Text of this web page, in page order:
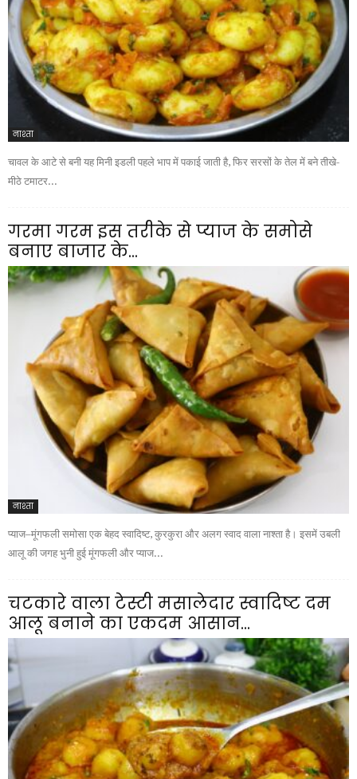
नाश्ता
चावल के आटे से बनी यह मिनी इडली पहले भाप में पकाई जाती है, फिर सरसों के तेल में बने तीखे-
मीठे टमाटर...
गरमा गरम इस तरीके से प्याज के समोसे
बनाए बाजार के...
नाश्ता
प्याज–मूंगफली समोसा एक बेहद स्वादिष्ट, कुरकुरा और अलग स्वाद वाला नाश्ता है। इसमें उबली
आलू की जगह भुनी हुई मूंगफली और प्याज...
चटकारे वाला टेस्टी मसालेदार स्वादिष्ट दम
आलू बनाने का एकदम आसान...